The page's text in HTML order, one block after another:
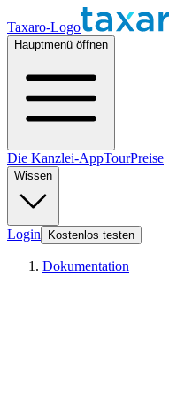
Taxaro-Logo
Hauptmenü öffnen
Die Kanzlei-AppTourPreise
Wissen
Login Kostenlos testen
Dokumentation